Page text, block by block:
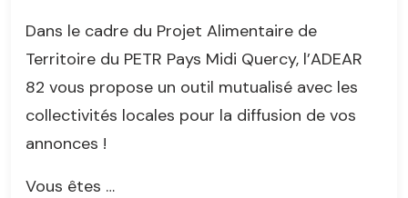
Dans le cadre du Projet Alimentaire de
Territoire du PETR Pays Midi Quercy, l’ADEAR
82 vous propose un outil mutualisé avec les
collectivités locales pour la diffusion de vos
annonces !
Vous êtes …